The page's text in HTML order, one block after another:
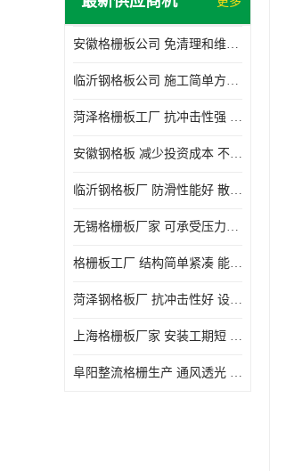
安徽格栅板公司 免清理和维护 安装需要人工少
临沂钢格板公司 施工简单方便 通风好 减少风阻
菏泽格栅板工厂 抗冲击性强 安装需要人工少
安徽钢格板 减少投资成本 不用清洗和维护
临沂钢格板厂 防滑性能好 散热防爆效果好
无锡格栅板厂家 可承受压力强 安装需要人工少
格栅板工厂 结构简单紧凑 能减少风力破坏
菏泽钢格板厂 抗冲击性好 设计规范 通风透光
上海格栅板厂家 安装工期短 通风好 减少风阻
阜阳整流格栅生产 通风透光 免清理和维护